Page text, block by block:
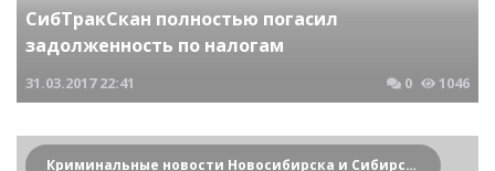
СибТракСкан полностью погасил
задолженность по налогам
31.03.2017 22:41 0 1046
Криминальные новости Новосибирска и Сибирского региона